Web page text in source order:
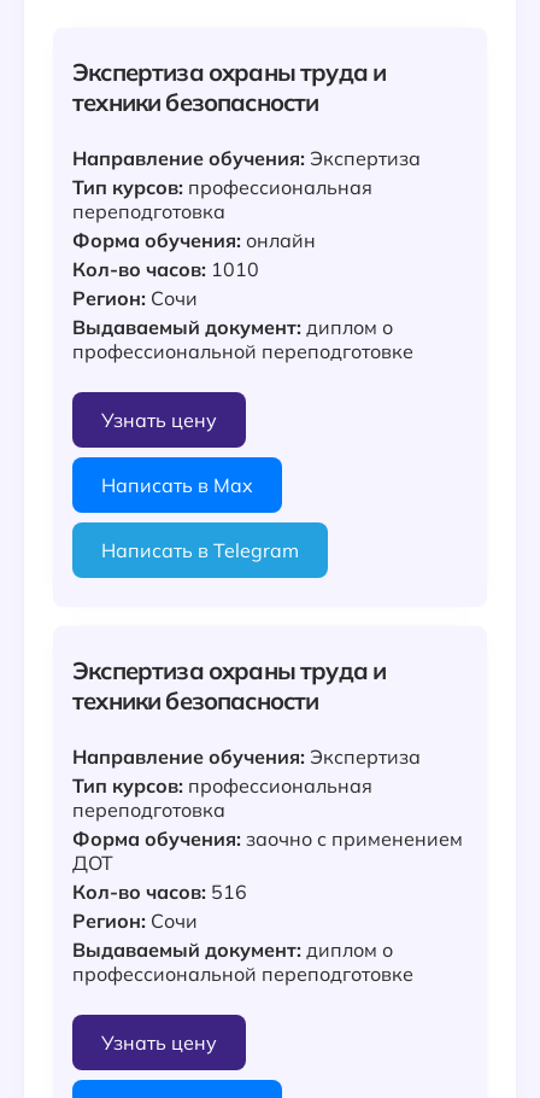
Экспертиза охраны труда и
техники безопасности
Направление обучения: Экспертиза
Тип курсов: профессиональная
переподготовка
Форма обучения: онлайн
Кол-во часов: 1010
Регион: Сочи
Выдаваемый документ: диплом о
профессиональной переподготовке
Узнать цену
Написать в Max
Написать в Telegram
Экспертиза охраны труда и
техники безопасности
Направление обучения: Экспертиза
Тип курсов: профессиональная
переподготовка
Форма обучения: заочно с применением
ДОТ
Кол-во часов: 516
Регион: Сочи
Выдаваемый документ: диплом о
профессиональной переподготовке
Узнать цену